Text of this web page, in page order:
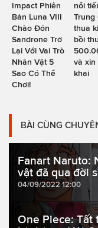
Impact Phiên
Bản Luna VIII
Chào Đón
Sandrone Trở
Lại Với Vai Trò
Nhân Vật 5
Sao Có Thể
Chơi!
nổi
Trung
thua
bồi
và xin
khai
BÀI CÙNG
Fanart Naruto:
vật đã qua đời
04/09/2022 12:00
One Piece: Tất